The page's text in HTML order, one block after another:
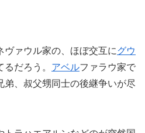
ヴァウル家の、ほぼ交互にグウ
るだろう。 アベルファラウ家で
弟、叔父甥同士の後継争いが尽